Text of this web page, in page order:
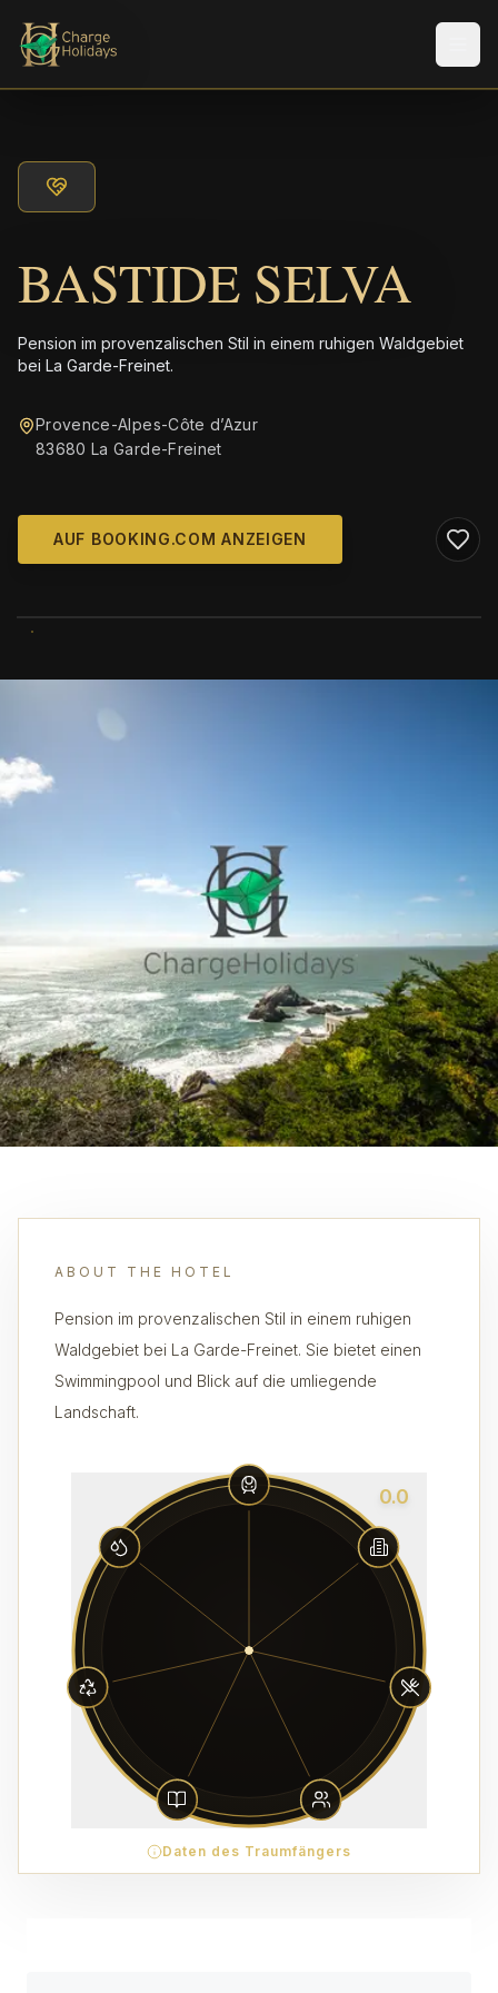
BASTIDE SELVA
Pension im provenzalischen Stil in einem ruhigen Waldgebiet
bei La Garde-Freinet.
Provence-Alpes-Côte d’Azur
83680 La Garde-Freinet
AUF BOOKING.COM ANZEIGEN
ABOUT THE HOTEL
Pension im provenzalischen Stil in einem ruhigen
Waldgebiet bei La Garde-Freinet. Sie bietet einen
Swimmingpool und Blick auf die umliegende
Landschaft.
0.0
Daten des Traumfängers